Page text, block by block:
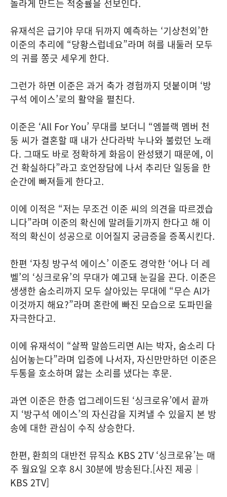
놀라게 만드는 적중률을 선보인다.
유재석은 급기야 무대 뒤까지 예측하는 ‘기상천외’한
이준의 추리에 “당황스럽네요”라며 혀를 내둘러 모두
의 귀를 쫑긋 세우게 한다.
그런가 하면 이준은 과거 축가 경험까지 덧붙이며 ‘방
구석 에이스’로의 활약을 펼친다.
이준은 ‘All For You’ 무대를 보더니 “엠블랙 멤버 천
둥 씨가 결혼할 때 내가 산다라박 누나와 불렀던 노래
다. 그때도 바로 정확하게 화음이 완성됐기 때문에, 이
건 확실하다”라고 호언장담에 나서 추리단 일동을 한
순간에 빠져들게 한다고.
이에 이적은 “저는 무조건 이준 씨의 의견을 따르겠습
니다”라며 이준의 확신에 말려들기까지 한다고 해 이
적의 확신이 성공으로 이어질지 궁금증을 증폭시킨다.
한편 ‘자칭 방구석 에이스’ 이준도 경악한 ‘어나 더 레
벨’의 ‘싱크로유’의 무대가 예고돼 눈길을 끈다. 이준은
생생한 숨소리까지 모두 살아있는 무대에 “무슨 AI가
이것까지 해요?”라며 혼란에 빠진 모습으로 도파민을
자극한다고.
이에 유재석이 “살짝 말씀드리면 AI는 박자, 숨소리 다
심어놓는다”라며 입증에 나서자, 자신만만하던 이준은
두통을 호소하며 앓는 소리를 냈다는 후문.
과연 이준은 한층 업그레이드된 ‘싱크로유’에서 끝까
지 ‘방구석 에이스’의 자신감을 지켜낼 수 있을지 본 방
송에 대한 관심이 수직 상승한다.
한편, 환희의 대반전 뮤직쇼 KBS 2TV ‘싱크로유’는 매
주 월요일 오후 8시 30분에 방송된다.[사진 제공｜
KBS 2TV]